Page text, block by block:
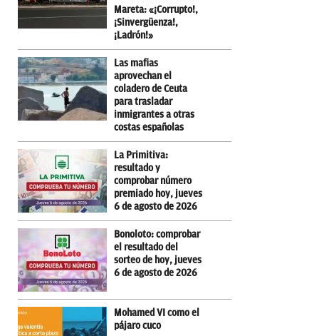
Mareta: «¡Corrupto!,
¡Sinvergüenza!,
¡Ladrón!»
Las mafias
aprovechan el
coladero de Ceuta
para trasladar
inmigrantes a otras
costas españolas
La Primitiva:
resultado y
comprobar número
premiado hoy, jueves
6 de agosto de 2026
Bonoloto: comprobar
el resultado del
sorteo de hoy, jueves
6 de agosto de 2026
Mohamed VI como el
pájaro cuco